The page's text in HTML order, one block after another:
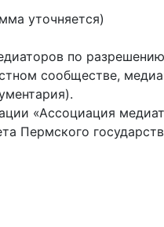
уточняется)
по
сообществе,
«Ассоциация
Пермского